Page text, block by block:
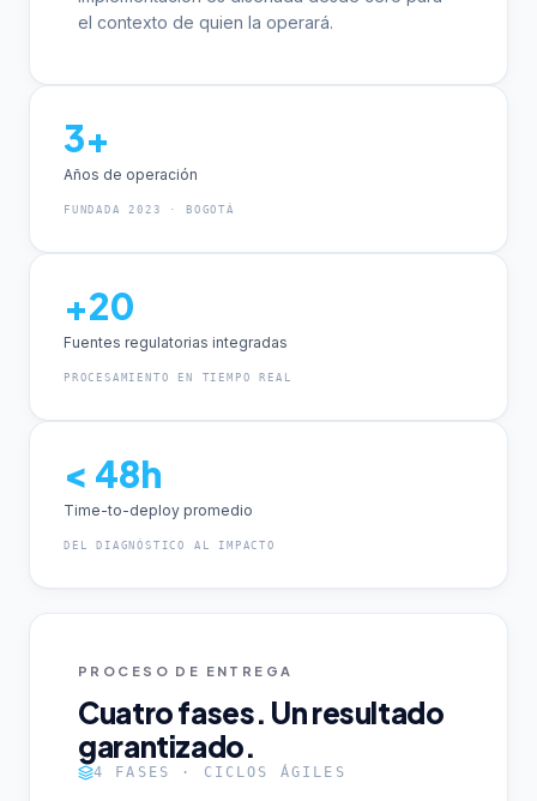
el contexto de quien la operará.
3+
Años de operación
FUNDADA 2023 · BOGOTÁ
+20
Fuentes regulatorias integradas
PROCESAMIENTO EN TIEMPO REAL
< 48h
Time-to-deploy promedio
DEL DIAGNÓSTICO AL IMPACTO
PROCESO DE ENTREGA
Cuatro fases. Un resultado
garantizado.
4 FASES · CICLOS ÁGILES